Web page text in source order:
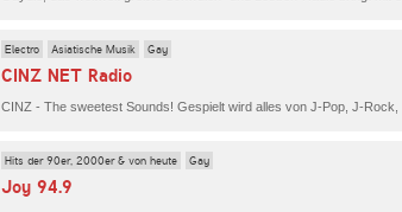
Electro Asiatische Musik Gay
CINZ NET Radio
Hits der 90er, 2000er & von heute Gay
Joy 94.9